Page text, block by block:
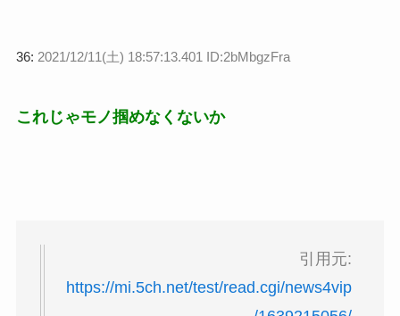
36: 2021/12/11(土) 18:57:13.401 ID:2bMbgzFra
これじゃモノ掴めなくないか
引用元:
https://mi.5ch.net/test/read.cgi/news4vip